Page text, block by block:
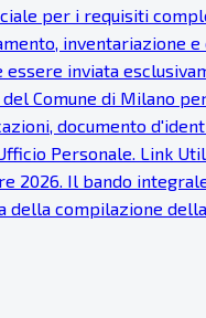
per i requisiti
inventariazione
inviata
Comune di Milano
documento
Personale. Link
2026. Il bando
della compilazione